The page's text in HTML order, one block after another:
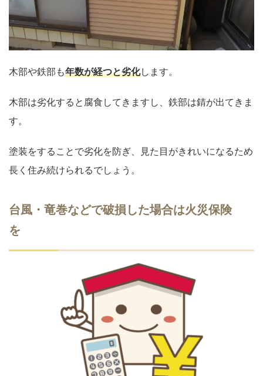
木部や鉄部も年数が経つと劣化します。
木部は劣化すると腐食してきますし、鉄部は錆が出てきま
す。
塗装をすることで劣化を防ぎ、見た目がきれいになるため
長く住み続けられるでしょう。
台風・竜巻などで破損した場合は火災保険
を